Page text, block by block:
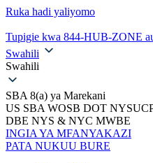
Ruka hadi yaliyomo
Tupigie kwa 844-HUB-ZONE
Swahili
Swahili
SBA 8(a) ya Marekani
US SBA WOSB DOT
DBE NYS & NYC MWBE
INGIA YA MFANYAKAZI
PATA NUKUU BURE